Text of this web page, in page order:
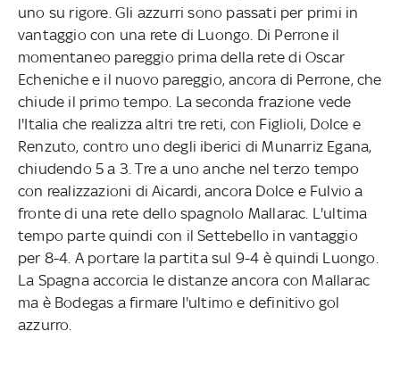
uno su rigore. Gli azzurri sono passati per primi in
vantaggio con una rete di Luongo. Di Perrone il
momentaneo pareggio prima della rete di Oscar
Echeniche e il nuovo pareggio, ancora di Perrone, che
chiude il primo tempo. La seconda frazione vede
l'Italia che realizza altri tre reti, con Figlioli, Dolce e
Renzuto, contro uno degli iberici di Munarriz Egana,
chiudendo 5 a 3. Tre a uno anche nel terzo tempo
con realizzazioni di Aicardi, ancora Dolce e Fulvio a
fronte di una rete dello spagnolo Mallarac. L'ultima
tempo parte quindi con il Settebello in vantaggio
per 8-4. A portare la partita sul 9-4 è quindi Luongo.
La Spagna accorcia le distanze ancora con Mallarac
ma è Bodegas a firmare l'ultimo e definitivo gol
azzurro.